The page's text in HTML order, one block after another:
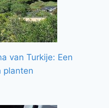
van Turkije: Een
planten